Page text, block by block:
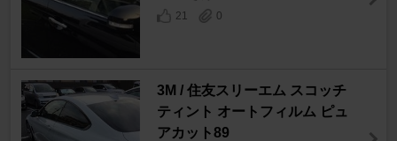
21
0
3M / 住友スリーエム スコッチ
ティント オートフィルム ピュ
アカット89